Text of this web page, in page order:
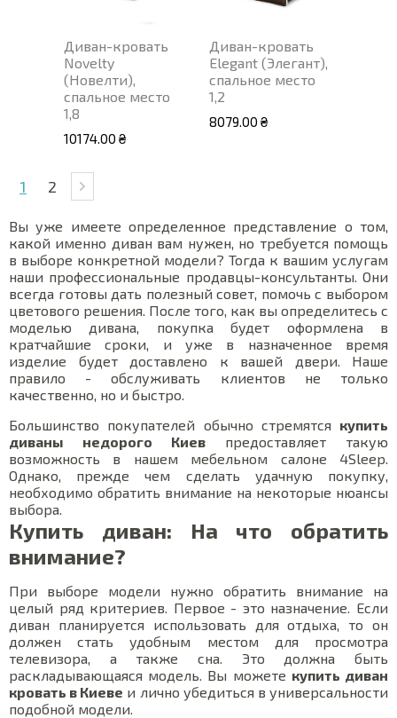
Диван-кровать
Novelty
(Новелти),
спальное место
1,8
10174.00 ₴
Диван-кровать
Elegant (Элегант),
спальное место
1,2
8079.00 ₴
1 2
Вы уже имеете определенное представление о том,
какой именно диван вам нужен, но требуется помощь
в выборе конкретной модели? Тогда к вашим услугам
наши профессиональные продавцы-консультанты. Они
всегда готовы дать полезный совет, помочь с выбором
цветового решения. После того, как вы определитесь с
моделью дивана, покупка будет оформлена в
кратчайшие сроки, и уже в назначенное время
изделие будет доставлено к вашей двери. Наше
правило - обслуживать клиентов не только
качественно, но и быстро.
Большинство покупателей обычно стремятся купить
диваны недорого Киев предоставляет такую
возможность в нашем мебельном салоне 4Sleep.
Однако, прежде чем сделать удачную покупку,
необходимо обратить внимание на некоторые нюансы
выбора.
Купить диван: На что обратить
внимание?
При выборе модели нужно обратить внимание на
целый ряд критериев. Первое - это назначение. Если
диван планируется использовать для отдыха, то он
должен стать удобным местом для просмотра
телевизора, а также сна. Это должна быть
раскладывающаяся модель. Вы можете купить диван
кровать в Киеве и лично убедиться в универсальности
подобной модели.